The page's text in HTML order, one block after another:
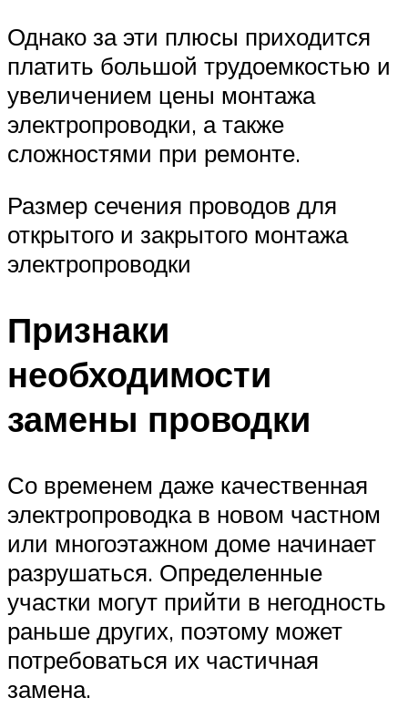
Однако за эти плюсы приходится
платить большой трудоемкостью и
увеличением цены монтажа
электропроводки, а также
сложностями при ремонте.
Размер сечения проводов для
открытого и закрытого монтажа
электропроводки
Признаки
необходимости
замены проводки
Со временем даже качественная
электропроводка в новом частном
или многоэтажном доме начинает
разрушаться. Определенные
участки могут прийти в негодность
раньше других, поэтому может
потребоваться их частичная
замена.